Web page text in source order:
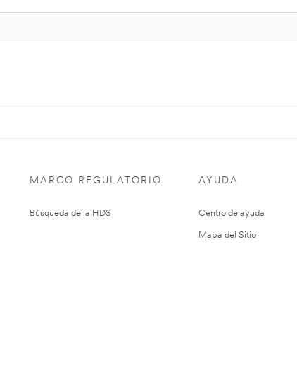
MARCO REGULATORIO
Búsqueda de la HDS
AYUDA
Centro de ayuda
Mapa del Sitio